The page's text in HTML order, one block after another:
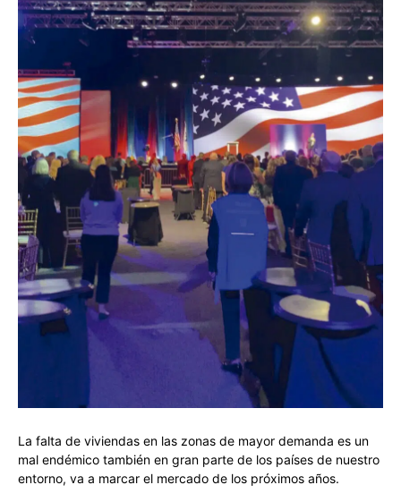
La falta de viviendas en las zonas de mayor demanda es un
mal endémico también en gran parte de los países de nuestro
entorno, va a marcar el mercado de los próximos años.